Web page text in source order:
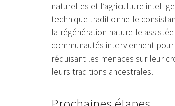
naturelles et l’agriculture
technique traditionnelle
la régénération naturelle
communautés interviennent
réduisant les menaces sur leur
leurs traditions ancestrales.